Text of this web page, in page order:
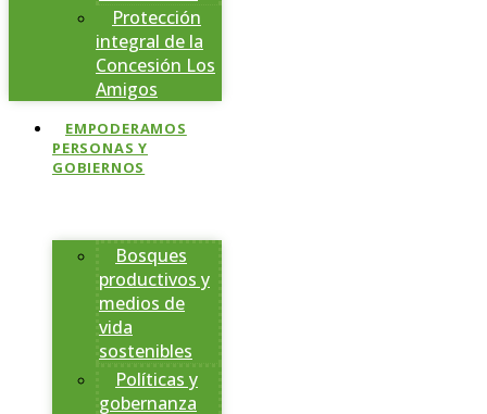
Protección
integral de la
Concesión Los
Amigos
EMPODERAMOS
PERSONAS Y
GOBIERNOS
Bosques
productivos y
medios de
vida
sostenibles
Políticas y
gobernanza